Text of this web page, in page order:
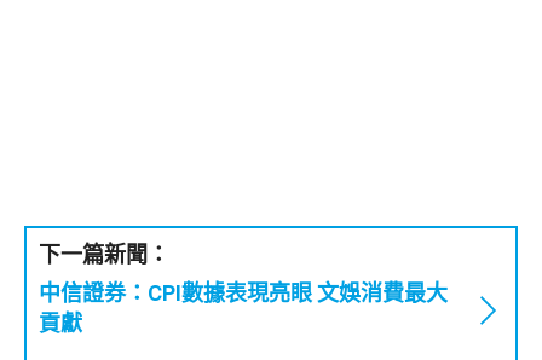
下一篇新聞：
中信證券：CPI數據表現亮眼 文娛消費最大
貢獻